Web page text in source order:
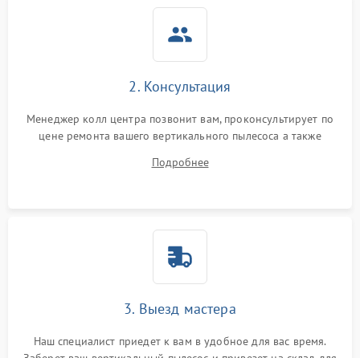
2. Консультация
Менеджер колл центра позвонит вам, проконсультирует по
цене ремонта вашего вертикального пылесоса а также
Подробнее
3. Выезд мастера
Наш специалист приедет к вам в удобное для вас время.